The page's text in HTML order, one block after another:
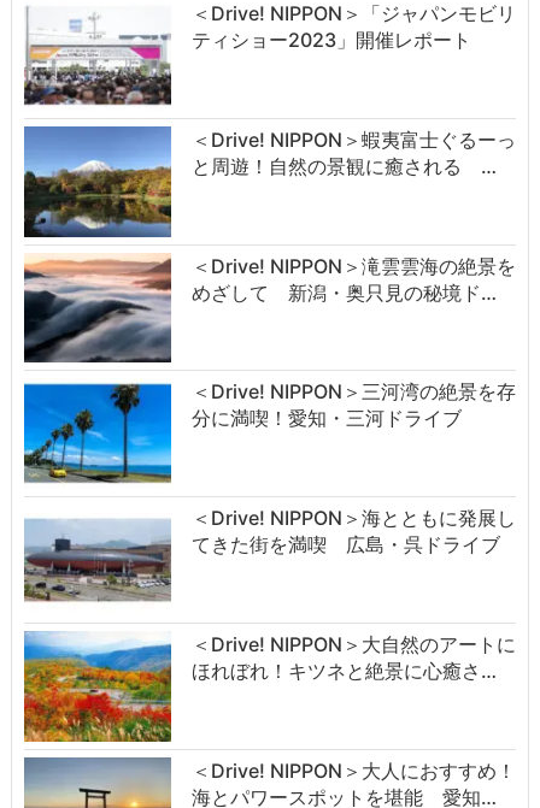
＜Drive! NIPPON＞「ジャパンモビリ
ティショー2023」開催レポート
＜Drive! NIPPON＞蝦夷富士ぐるーっ
と周遊！自然の景観に癒される …
＜Drive! NIPPON＞滝雲雲海の絶景を
めざして 新潟・奥只見の秘境ド…
＜Drive! NIPPON＞三河湾の絶景を存
分に満喫！愛知・三河ドライブ
＜Drive! NIPPON＞海とともに発展し
てきた街を満喫 広島・呉ドライブ
＜Drive! NIPPON＞大自然のアートに
ほれぼれ！キツネと絶景に心癒さ…
＜Drive! NIPPON＞大人におすすめ！
海とパワースポットを堪能 愛知…